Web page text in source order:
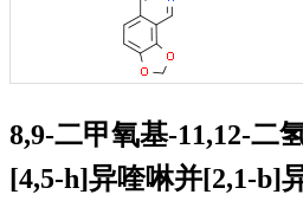
8,9-二甲氧基-11,12-二
[4,5-h]异喹啉并[2,1-b]